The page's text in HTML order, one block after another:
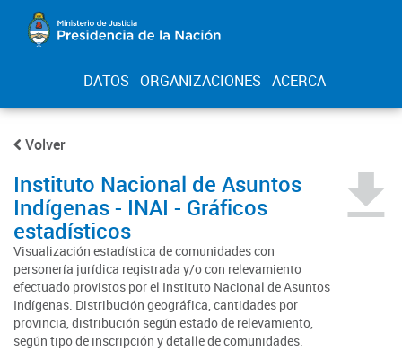
DATOS ORGANIZACIONES ACERCA
Volver
Instituto Nacional de Asuntos
Indígenas - INAI - Gráficos
estadísticos
Visualización estadística de comunidades con
personería jurídica registrada y/o con relevamiento
efectuado provistos por el Instituto Nacional de Asuntos
Indígenas. Distribución geográfica, cantidades por
provincia, distribución según estado de relevamiento,
según tipo de inscripción y detalle de comunidades.